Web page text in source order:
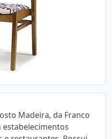
Madeira, da Franco
estabelecimentos